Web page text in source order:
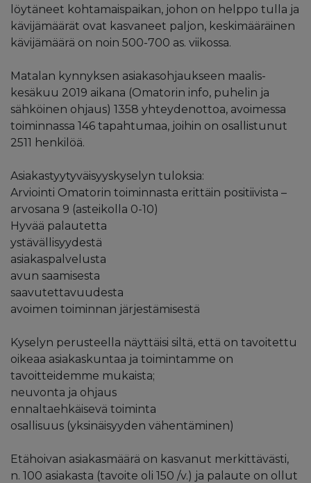
löytäneet kohtamaispaikan, johon on helppo tulla ja
kävijämäärät ovat kasvaneet paljon, keskimääräinen
kävijämäärä on noin 500-700 as. viikossa.
Matalan kynnyksen asiakasohjaukseen maalis-
kesäkuu 2019 aikana (Omatorin info, puhelin ja
sähköinen ohjaus) 1358 yhteydenottoa, avoimessa
toiminnassa 146 tapahtumaa, joihin on osallistunut
2511 henkilöä.
Asiakastyytyväisyyskyselyn tuloksia:
Arviointi Omatorin toiminnasta erittäin positiivista –
arvosana 9 (asteikolla 0-10)
Hyvää palautetta
ystävällisyydestä
asiakaspalvelusta
avun saamisesta
saavutettavuudesta
avoimen toiminnan järjestämisestä
Kyselyn perusteella näyttäisi siltä, että on tavoitettu
oikeaa asiakaskuntaa ja toimintamme on
tavoitteidemme mukaista;
neuvonta ja ohjaus
ennaltaehkäisevä toiminta
osallisuus (yksinäisyyden vähentäminen)
Etähoivan asiakasmäärä on kasvanut merkittävästi,
n. 100 asiakasta (tavoite oli 150 /v.) ja palaute on ollut